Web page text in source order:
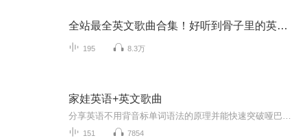
全站最全英文歌曲合集！好听到骨子里的英文歌曲
195 8.3万
家娃英语+英文歌曲
151 7854